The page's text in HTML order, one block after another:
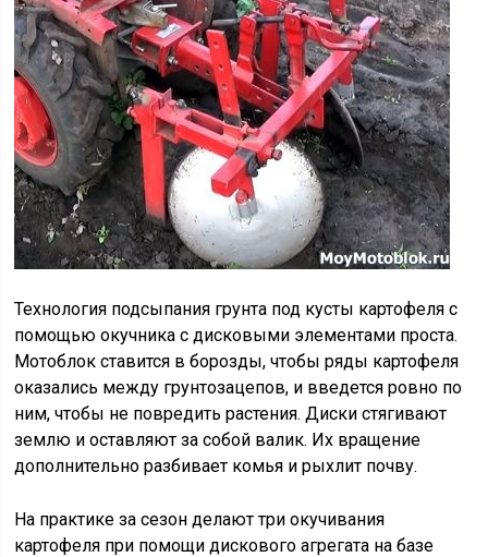
Технология подсыпания грунта под кусты картофеля с
помощью окучника с дисковыми элементами проста.
Мотоблок ставится в борозды, чтобы ряды картофеля
оказались между грунтозацепов, и введется ровно по
ним, чтобы не повредить растения. Диски стягивают
землю и оставляют за собой валик. Их вращение
дополнительно разбивает комья и рыхлит почву.
На практике за сезон делают три окучивания
картофеля при помощи дискового агрегата на базе